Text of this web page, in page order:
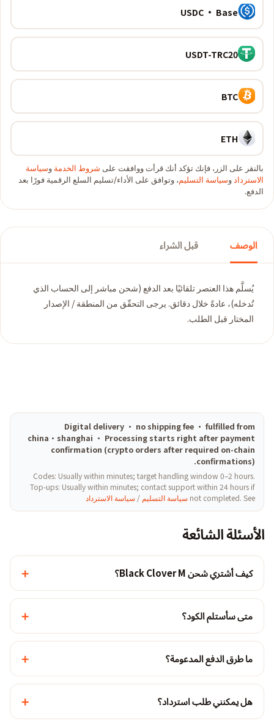
USDC · Base
USDT-TRC20
BTC
ETH
بالنقر على الزر، فإنك تؤكد أنك قرأت ووافقت على شروط الخدمة وسياسة
الاستردادوسياسة التسليم، وتوافق على الأداء/تسليم السلع الرقمية فورًا بعد
الدفع.
الوصف قبل الشراء
يُسلَّم هذا العنصر تلقائيًا بعد الدفع (شحن مباشر إلى الحساب الذي
تُدخله)، عادةً خلال دقائق. يرجى التحقّق من المنطقة / الإصدار
المختار قبل الطلب.
Digital delivery · no shipping fee · fulfilled from
china·shanghai · Processing starts right after payment
confirmation (crypto orders after required on-chain
confirmations).
Codes: Usually within minutes; target handling window 0–2 hours.
Top-ups: Usually within minutes; contact support within 24 hours if
not completed. See سياسة التسليم / سياسة الاسترداد
الأسئلة الشائعة
كيف أشتري شحن Black Clover M؟ +
متى سأستلم الكود؟ +
ما طرق الدفع المدعومة؟ +
هل يمكنني طلب استرداد؟ +